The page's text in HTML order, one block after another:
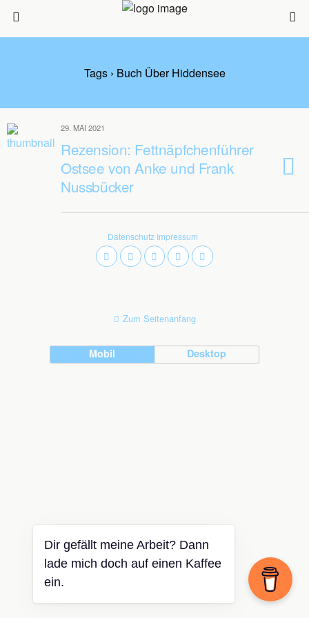
Tags › Buch Über Hiddensee
29. MAI 2021
Rezension: Fettnäpfchenführer
Ostsee von Anke und Frank
Nussbücker
Datenschutz Impressum
Zum Seitenanfang
Mobil Desktop
Dir gefällt meine Arbeit? Dann
lade mich doch auf einen Kaffee
ein.